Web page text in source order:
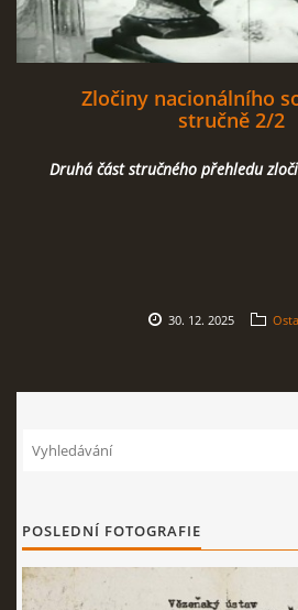
Zločiny nacionálního
stručně 2/2
Druhá část stručného přehledu
30. 12. 2025
POSLEDNÍ FOTOGRAFIE